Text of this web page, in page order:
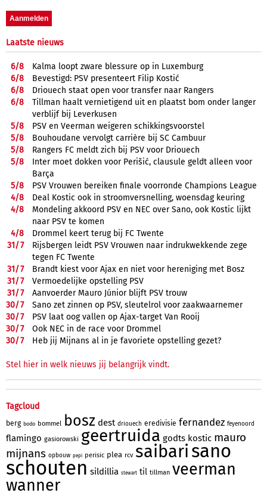
Laatste nieuws
6/8
Kalma loopt zware blessure op in Luxemburg
6/8
Bevestigd: PSV presenteert Filip Kostić
6/8
Driouech staat open voor transfer naar Rangers
6/8
Tillman haalt vernietigend uit en plaatst bom onder langer
verblijf bij Leverkusen
5/8
PSV en Veerman weigeren schikkingsvoorstel
5/8
Bouhoudane vervolgt carrière bij SC Cambuur
5/8
Rangers FC meldt zich bij PSV voor Driouech
5/8
Inter moet dokken voor Perišić, clausule geldt alleen voor
Barça
5/8
PSV Vrouwen bereiken finale voorronde Champions League
4/8
Deal Kostic ook in stroomversnelling, woensdag keuring
4/8
Mondeling akkoord PSV en NEC over Sano, ook Kostic lijkt
naar PSV te komen
4/8
Drommel keert terug bij FC Twente
31/7
Rijsbergen leidt PSV Vrouwen naar indrukwekkende zege
tegen FC Twente
31/7
Brandt kiest voor Ajax en niet voor hereniging met Bosz
31/7
Vermoedelijke opstelling PSV
31/7
Aanvoerder Mauro Júnior blijft PSV trouw
30/7
Sano zet zinnen op PSV, sleutelrol voor zaakwaarnemer
30/7
PSV laat oog vallen op Ajax-target Van Rooij
30/7
Ook NEC in de race voor Drommel
30/7 Heb jij Mijnans al in je favoriete opstelling gezet?
Stel hier in welk nieuws jij belangrijk vindt.
Tagcloud
berg bodo bommel bosz dest driouech eredivisie fernandez feyenoord
flamingo gasiorowski geertruida godts kostic mauro
mijnans opbouw pepi perisic plea rcv saibari sano
schouten sildillia stewart til tillman veerman
wanner